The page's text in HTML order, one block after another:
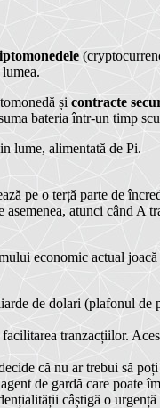
și contracte
bateria într-un timp
lume, alimentată de Pi.
pe o terță parte de
asemenea, atunci când
economic actual
de dolari (plafonul
tranzacțiilor.
că nu ar trebui să
de gardă care poate
câștigă o